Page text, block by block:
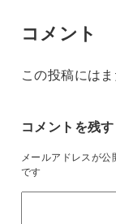
コメント
この投稿には
コメントを残す
メールアドレスが公
です